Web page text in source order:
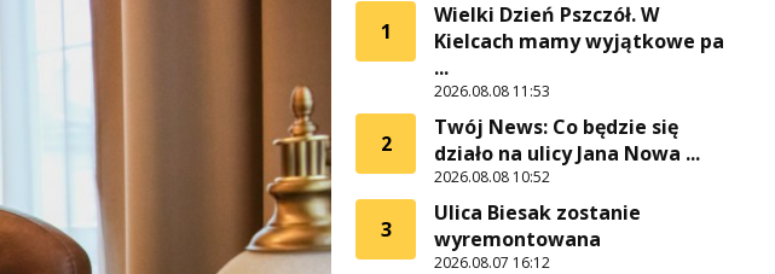
1
Wielki Dzień Pszczół. W
Kielcach mamy wyjątkowe pa
...
2026.08.08 11:53
2
Twój News: Co będzie się
działo na ulicy Jana Nowa ...
2026.08.08 10:52
3
Ulica Biesak zostanie
wyremontowana
2026.08.07 16:12